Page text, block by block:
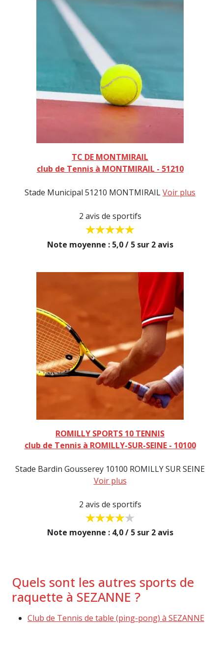
TC DE MONTMIRAIL
club de Tennis à MONTMIRAIL - 51210
Stade Municipal 51210 MONTMIRAILVoir plus
2 avis de sportifs
Note moyenne : 5,0 / 5 sur 2 avis
ROMILLY SPORTS 10 TENNIS
club de Tennis à ROMILLY-SUR-SEINE - 10100
Stade Bardin Gousserey 10100 ROMILLY SUR SEINE
Voir plus
2 avis de sportifs
Note moyenne : 4,0 / 5 sur 2 avis
Quels sont les autres sports de
raquette à SEZANNE ?
Club de Tennis de table (ping-pong) à SEZANNE